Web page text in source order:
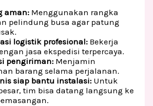
aman: Menggunakan rangka
pelindung busa agar patung
logistik profesional: Bekerja
jasa ekspedisi terpercaya.
pengiriman: Menjamin
barang selama perjalanan.
siap bantu instalasi: Untuk
tim bisa datang langsung ke